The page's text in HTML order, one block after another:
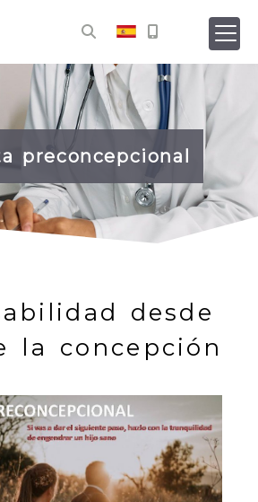
preconcepcional
desde
la concepción